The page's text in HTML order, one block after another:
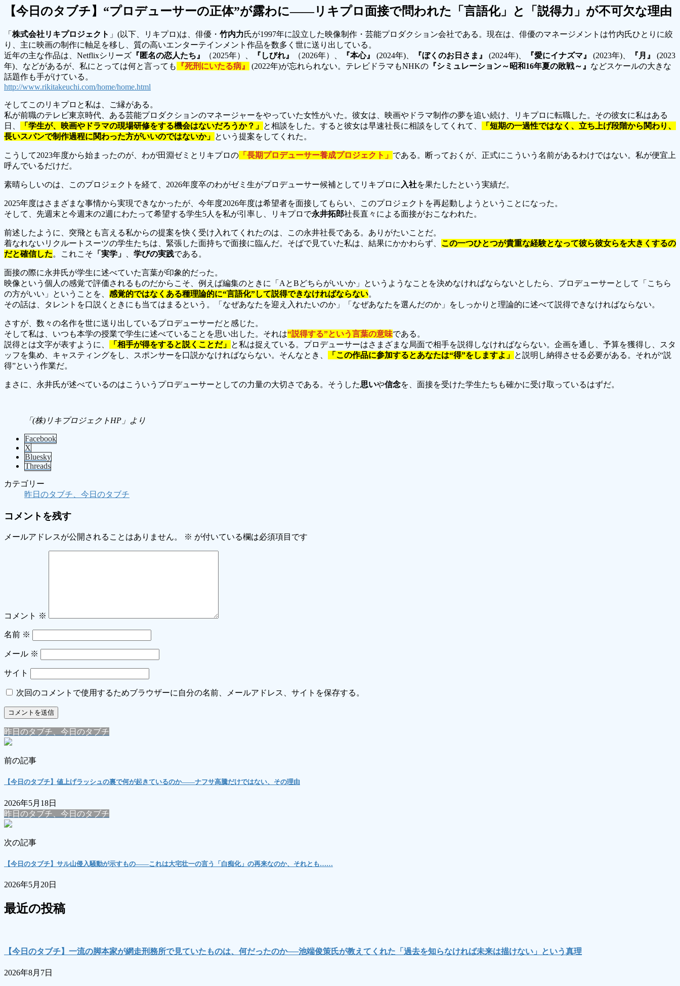
【今日のタブチ】“プロデューサーの正体”が露わに――リキプロ面接で問われた「言語化」と「説得力」が不可欠な理由
「 株式会社リキプロジェクト 」(以下、リキプロ)は、俳優・ 竹内力氏が1997年に設立した映像制作・芸能プロダクション会社である。現在は、俳優のマネージメントは竹内氏ひとりに絞
り、主に映画の制作に軸足を移し、質の高いエンターテインメント作品を数多く世に送り出している。
近年の主な作品は、Netflixシリーズ 『匿名の恋人たち』 （2025年）、 『しびれ』 （2026年）、 『本心』 (2024年)、 『ぼくのお日さま』 (2024年)、 『愛にイナズマ』 (2023年)、 『月』 (2023
年)、などがあるが、私にとっては何と言っても
『死刑にいたる病』 (2022年)が忘れられない。テレビドラマもNHKの 『シミュレーション～昭和16年夏の敗戦～』 などスケールの大きな
話題作も手がけている。
http://www.rikitakeuchi.com/home/home.html
そしてこのリキプロと私は、ご縁がある。
私が前職のテレビ東京時代、ある芸能プロダクションのマネージャーをやっていた女性がいた。彼女は、映画やドラマ制作の夢を追い続け、リキプロに転職した。その彼女に私はある
日、
「学生が、映画やドラマの現場研修をする機会はないだろうか？」 と相談をした。すると彼女は早速社長に相談をしてくれて、
「短期の一過性ではなく、立ち上げ段階から関わり、
長いスパンで制作過程に関わった方がいいのではないか」 という提案をしてくれた。
こうして2023年度から始まったのが、わが田淵ゼミとリキプロの 「長期プロデューサー養成プロジェクト」 である。断っておくが、正式にこういう名前があるわけではない。私が便宜上
呼んでいるだけだ。
素晴らしいのは、このプロジェクトを経て、2026年度卒のわがゼミ生がプロデューサー候補としてリキプロに 入社を果たしたという実績だ。
2025年度はさまざまな事情から実現できなかったが、今年度2026年度は希望者を面接してもらい、このプロジェクトを再起動しようということになった。
そして、先週末と今週末の2週にわたって希望する学生5人を私が引率し、リキプロで永井拓郎社長直々による面接がおこなわれた。
前述したように、突飛とも言える私からの提案を快く受け入れてくれたのは、この永井社長である。ありがたいことだ。
着なれないリクルートスーツの学生たちは、緊張した面持ちで面接に臨んだ。そばで見ていた私は、結果にかかわらず、 この一つひとつが貴重な経験となって彼ら彼女らを大きくするの
だと確信した。これこそ 「実学」 学びの実践である。
面接の際に永井氏が学生に述べていた言葉が印象的だった。
映像という個人の感覚で評価されるものだからこそ、例えば編集のときに「AとBどちらがいいか」というようなことを決めなければならないとしたら、プロデューサーとして「こちら
の方がいい」ということを、 感覚的ではなくある種理論的に“言語化”して説得できなければならない。
その話は、タレントを口説くときにも当てはまるという。「なぜあなたを迎え入れたいのか」「なぜあなたを選んだのか」をしっかりと理論的に述べて説得できなければならない。
さすが、数々の名作を世に送り出しているプロデューサーだと感じた。
そして私は、いつも本学の授業で学生に述べていることを思い出した。それは“説得する”という言葉の意味である。
説得とは文字が表すように、
「相手が得をすると説くことだ」 と私は捉えている。プロデューサーはさまざまな局面で相手を説得しなければならない。企画を通し、予算を獲得し、スタ
ッフを集め、キャスティングをし、スポンサーを口説かなければならない。そんなとき、
「この作品に参加するとあなたは“得”をしますよ」 と説明し納得させる必要がある。それが“説
得”という作業だ。
まさに、永井氏が述べているのはこういうプロデューサーとしての力量の大切さである。そうした思いや信念を、面接を受けた学生たちも確かに受け取っているはずだ。
「(株)リキプロジェクトHP」より
Facebook
X
Bluesky
Threads
カテゴリー
昨日のタブチ、今日のタブチ
コメントを残す
メールアドレスが公開されることはありません。 ※ が付いている欄は必須項目です
コメント ※
名前 ※
メール ※
サイト
次回のコメントで使用するためブラウザーに自分の名前、メールアドレス、サイトを保存する。
昨日のタブチ、今日のタブチ
前の記事
【今日のタブチ】値上げラッシュの裏で何が起きているのか――ナフサ高騰だけではない、その理由
2026年5月18日
昨日のタブチ、今日のタブチ
次の記事
【今日のタブチ】サル山侵入騒動が示すもの――これは大宅壮一の言う「白痴化」の再来なのか、それとも……
2026年5月20日
最近の投稿
【今日のタブチ】一流の脚本家が網走刑務所で見ていたものは、何だったのか──池端俊策氏が教えてくれた「過去を知らなければ未来は描けない」という真理
2026年8月7日